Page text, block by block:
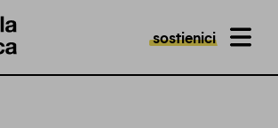
sostienici MENU